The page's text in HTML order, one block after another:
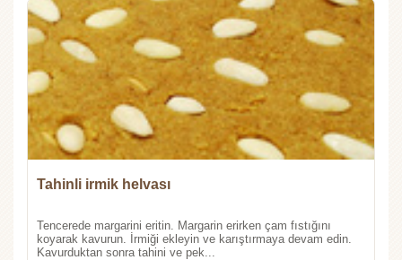
Tahinli irmik helvası
Tencerede margarini eritin. Margarin erirken çam fıstığını
koyarak kavurun. İrmiği ekleyin ve karıştırmaya devam edin.
Kavurduktan sonra tahini ve pek...